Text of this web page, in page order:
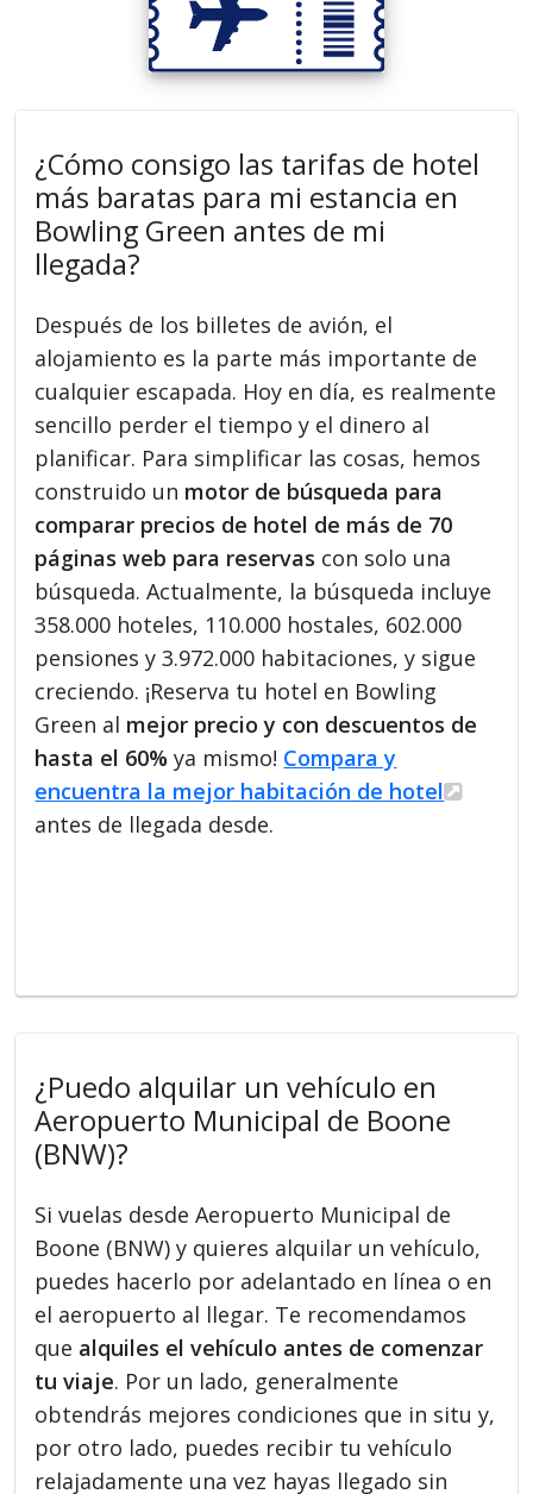
¿Cómo consigo las tarifas de hotel
más baratas para mi estancia en
Bowling Green antes de mi
llegada?
Después de los billetes de avión, el
alojamiento es la parte más importante de
cualquier escapada. Hoy en día, es realmente
sencillo perder el tiempo y el dinero al
planificar. Para simplificar las cosas, hemos
construido un motor de búsqueda para
comparar precios de hotel de más de 70
páginas web para reservas con solo una
búsqueda. Actualmente, la búsqueda incluye
358.000 hoteles, 110.000 hostales, 602.000
pensiones y 3.972.000 habitaciones, y sigue
creciendo. ¡Reserva tu hotel en Bowling
Green al mejor precio y con descuentos de
hasta el 60% ya mismo! Compara y
encuentra la mejor habitación de hotel
antes de llegada desde.
¿Puedo alquilar un vehículo en
Aeropuerto Municipal de Boone
(BNW)?
Si vuelas desde Aeropuerto Municipal de
Boone (BNW) y quieres alquilar un vehículo,
puedes hacerlo por adelantado en línea o en
el aeropuerto al llegar. Te recomendamos
que alquiles el vehículo antes de comenzar
tu viaje. Por un lado, generalmente
obtendrás mejores condiciones que in situ y,
por otro lado, puedes recibir tu vehículo
relajadamente una vez hayas llegado sin